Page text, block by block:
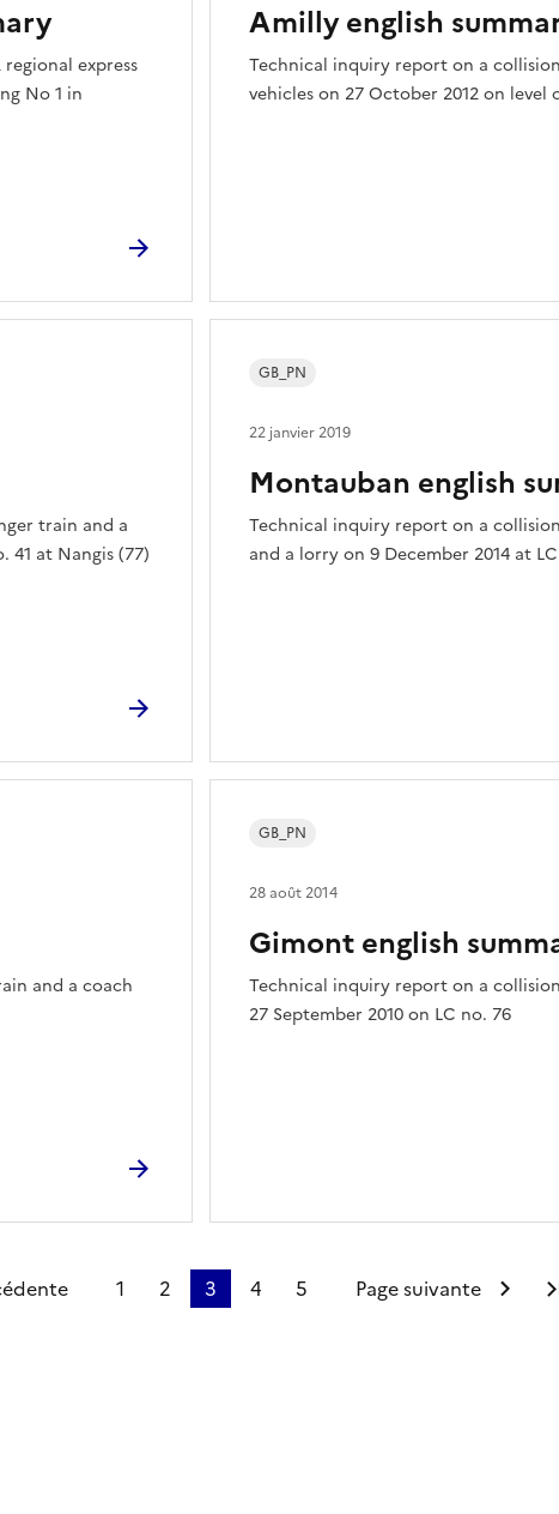
express
No 1 in
Amilly english
Technical inquiry report on a
vehicles on 27 October 2012 on level
train and a
41 at Nangis (77)
Montauban english
Technical inquiry report on a
and a lorry on 9 December 2014 at
GB_PN
22 janvier 2019
and a coach
Gimont english
Technical inquiry report on a
27 September 2010 on LC no. 76
GB_PN
28 août 2014
1 2 3 4 5 Page suivante